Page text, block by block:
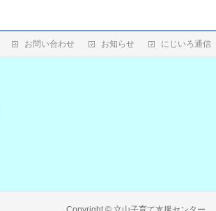
お問い合わせ お知らせ にじいろ通信